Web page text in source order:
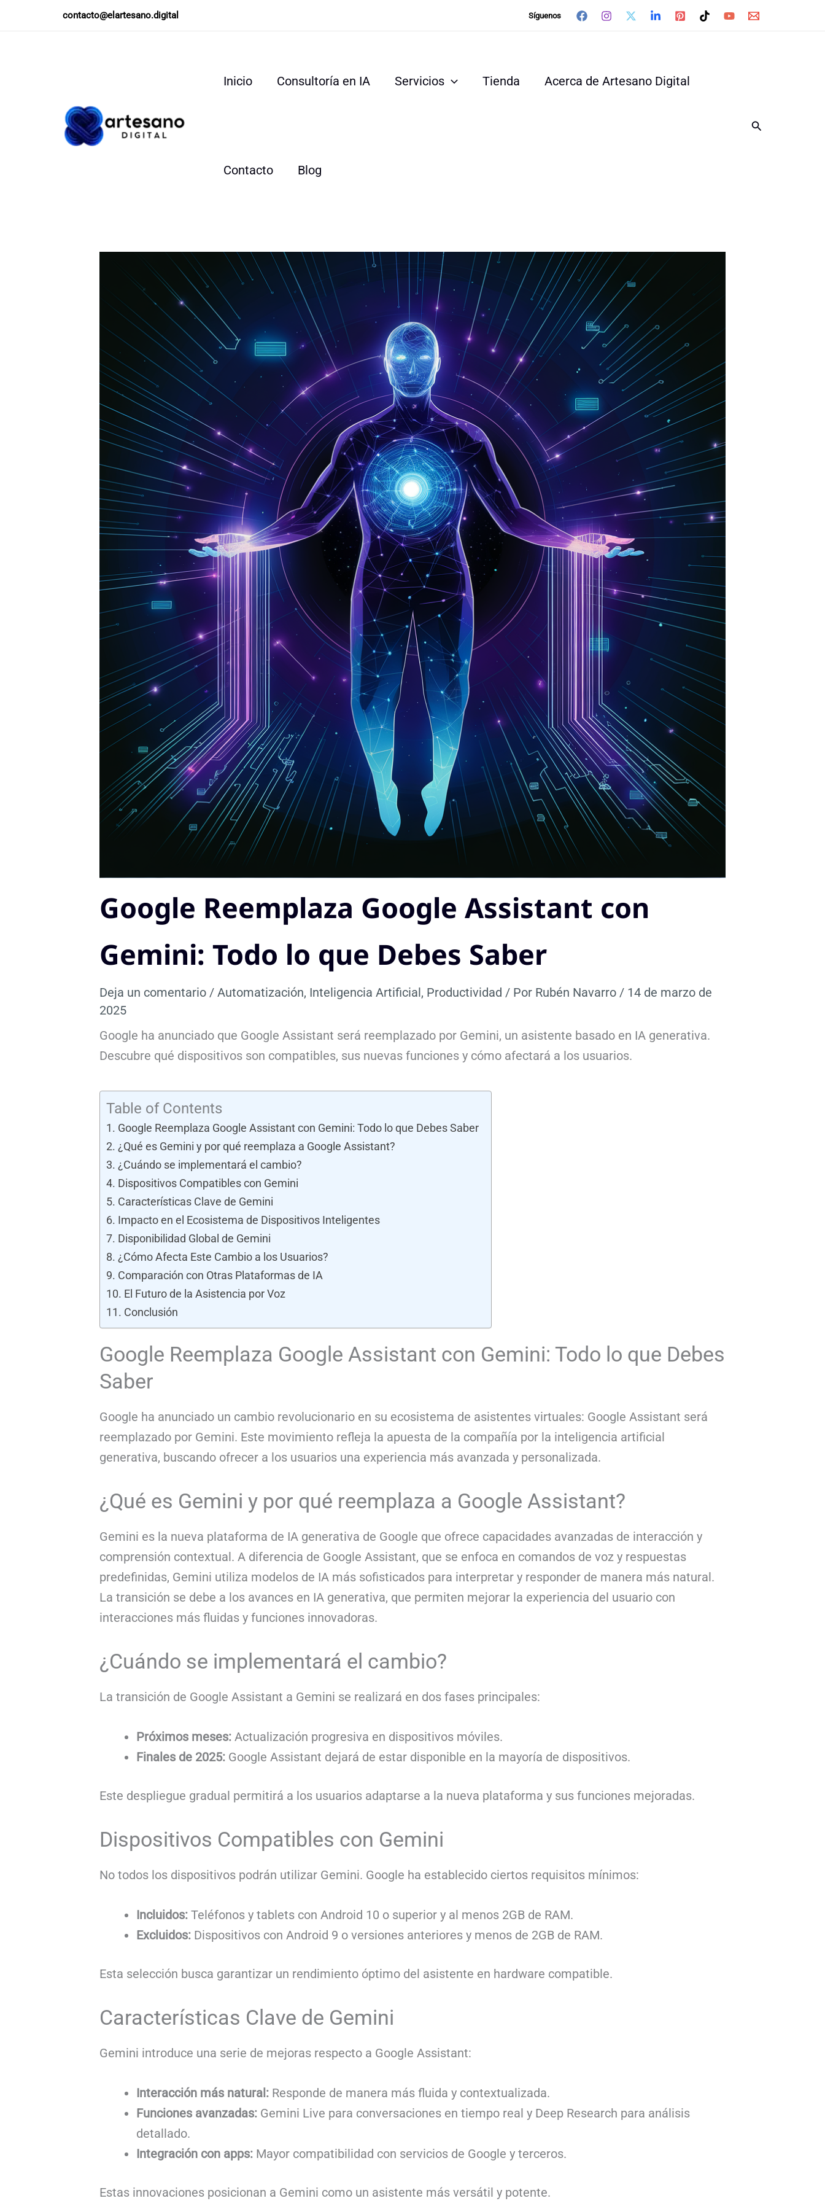
contacto@elartesano.digital Síguenos
Inicio Consultoría en IA Servicios Tienda Acerca de Artesano Digital
Contacto Blog
Buscar
Google Reemplaza Google Assistant con
Gemini: Todo lo que Debes Saber
Deja un comentario / Automatización, Inteligencia Artificial, Productividad / Por Rubén Navarro / 14 de marzo de
2025
Google ha anunciado que Google Assistant será reemplazado por Gemini, un asistente basado en IA generativa.
Descubre qué dispositivos son compatibles, sus nuevas funciones y cómo afectará a los usuarios.
Table of Contents
Google Reemplaza Google Assistant con Gemini: Todo lo que Debes Saber
¿Qué es Gemini y por qué reemplaza a Google Assistant?
¿Cuándo se implementará el cambio?
Dispositivos Compatibles con Gemini
Características Clave de Gemini
Impacto en el Ecosistema de Dispositivos Inteligentes
Disponibilidad Global de Gemini
¿Cómo Afecta Este Cambio a los Usuarios?
Comparación con Otras Plataformas de IA
El Futuro de la Asistencia por Voz
Conclusión
Google Reemplaza Google Assistant con Gemini: Todo lo que Debes
Saber
Google ha anunciado un cambio revolucionario en su ecosistema de asistentes virtuales: Google Assistant será
reemplazado por Gemini. Este movimiento refleja la apuesta de la compañía por la inteligencia artificial
generativa, buscando ofrecer a los usuarios una experiencia más avanzada y personalizada.
¿Qué es Gemini y por qué reemplaza a Google Assistant?
Gemini es la nueva plataforma de IA generativa de Google que ofrece capacidades avanzadas de interacción y
comprensión contextual. A diferencia de Google Assistant, que se enfoca en comandos de voz y respuestas
predefinidas, Gemini utiliza modelos de IA más sofisticados para interpretar y responder de manera más natural.
La transición se debe a los avances en IA generativa, que permiten mejorar la experiencia del usuario con
interacciones más fluidas y funciones innovadoras.
¿Cuándo se implementará el cambio?
La transición de Google Assistant a Gemini se realizará en dos fases principales:
Próximos meses: Actualización progresiva en dispositivos móviles.
Finales de 2025: Google Assistant dejará de estar disponible en la mayoría de dispositivos.
Este despliegue gradual permitirá a los usuarios adaptarse a la nueva plataforma y sus funciones mejoradas.
Dispositivos Compatibles con Gemini
No todos los dispositivos podrán utilizar Gemini. Google ha establecido ciertos requisitos mínimos:
Incluidos: Teléfonos y tablets con Android 10 o superior y al menos 2GB de RAM.
Excluidos: Dispositivos con Android 9 o versiones anteriores y menos de 2GB de RAM.
Esta selección busca garantizar un rendimiento óptimo del asistente en hardware compatible.
Características Clave de Gemini
Gemini introduce una serie de mejoras respecto a Google Assistant:
Interacción más natural: Responde de manera más fluida y contextualizada.
Funciones avanzadas: Gemini Live para conversaciones en tiempo real y Deep Research para análisis
detallado.
Integración con apps: Mayor compatibilidad con servicios de Google y terceros.
Estas innovaciones posicionan a Gemini como un asistente más versátil y potente.